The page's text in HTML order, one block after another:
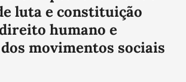
luta e constituição
humano e
movimentos sociais